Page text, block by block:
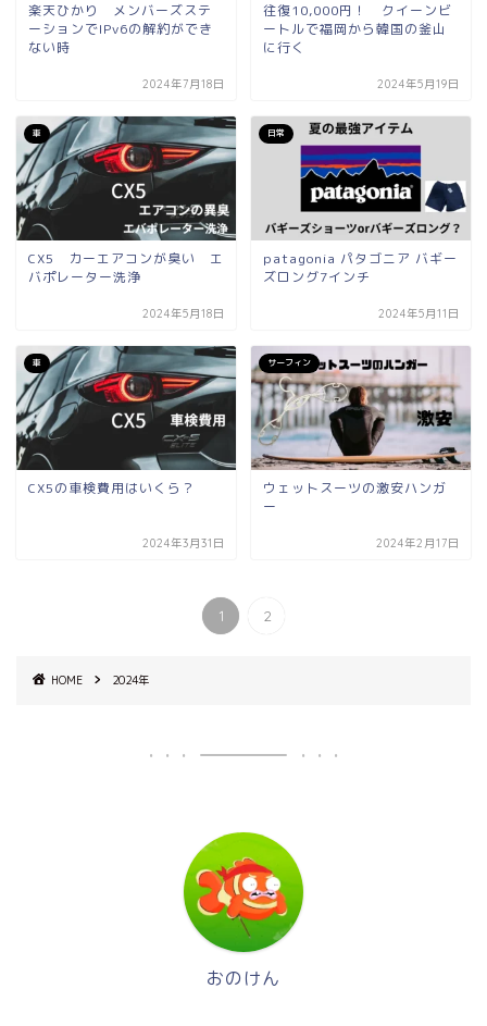
楽天ひかり メンバーズステ
ーションでIPv6の解約ができ
ない時
2024年7月18日
往復10,000円！ クイーンビ
ートルで福岡から韓国の釜山
に行く
2024年5月19日
車
CX5 カーエアコンが臭い エ
バポレーター洗浄
2024年5月18日
日常
patagonia パタゴニア バギー
ズロング7インチ
2024年5月11日
車
CX5の車検費用はいくら？
2024年3月31日
サーフィン
ウェットスーツの激安ハンガ
ー
2024年2月17日
1 2
HOME 2024年
おのけん